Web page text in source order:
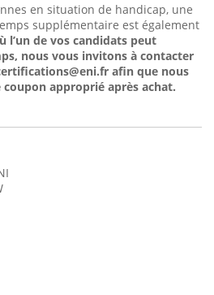
en situation de handicap, une
supplémentaire est également
l’un de vos candidats peut
nous vous invitons à contacter
afin que nous
approprié après achat.